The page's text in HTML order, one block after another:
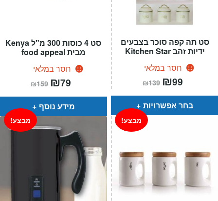
סט 4 כוסות 300 מ"ל Kenya
מבית food appeal
חסר במלאי
₪159 המחיר
המקורי
היה:
₪159.
₪79
הוא:
מידע נוסף
סט תה קפה סוכר בצבעים
ידיות זהב Kitchen Star
חסר במלאי
₪139 המחיר
המקורי
היה:
₪139.
₪99
הוא:
בחר אפשרויות
מבצע! מבצע!